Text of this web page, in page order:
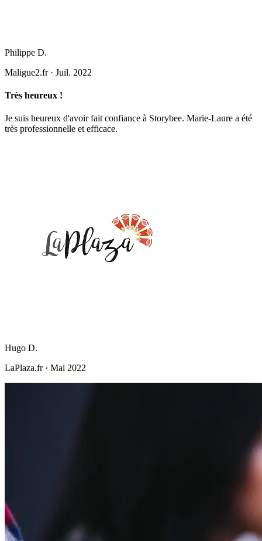
Philippe D.
Maligue2.fr· Juil. 2022
Très heureux !
Je suis heureux d'avoir fait confiance à Storybee. Marie-Laure a été
très professionnelle et efficace.
Hugo D.
LaPlaza.fr· Mai 2022